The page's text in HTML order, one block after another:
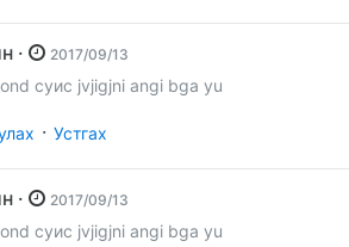
Зочин · 2017/09/13
суис jvjigjni angi bga yu
· Устгах
Зочин · 2017/09/13
суис jvjigjni angi bga yu